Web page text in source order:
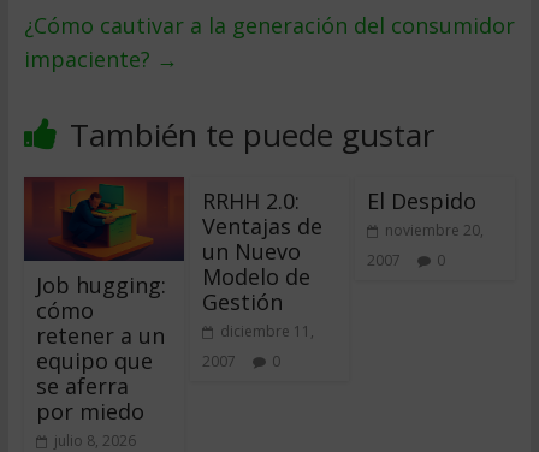
¿Cómo cautivar a la generación del consumidor
impaciente? →
También te puede gustar
Job hugging:
cómo
retener a un
equipo que
se aferra
por miedo
julio 8, 2026
RRHH 2.0:
Ventajas de
un Nuevo
Modelo de
Gestión
diciembre 11,
2007
0
El Despido
noviembre 20,
2007
0